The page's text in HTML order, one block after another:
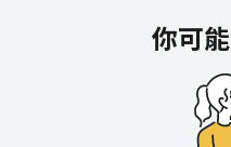
你可